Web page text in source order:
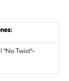
"No Twist"-